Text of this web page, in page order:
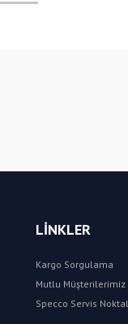
LİNKLER
Kargo Sorgulama
Mutlu Müşterilerimiz
Specco Servis